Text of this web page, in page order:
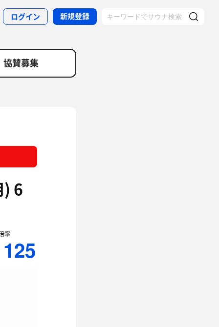
ログイン 新規登録
協賛募集
6
率
125